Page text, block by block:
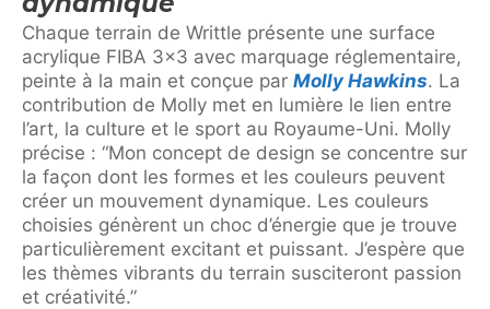
Chaque terrain de Writtle présente une surface
acrylique FIBA 3×3 avec marquage réglementaire,
peinte à la main et conçue par Molly Hawkins. La
contribution de Molly met en lumière le lien entre
l’art, la culture et le sport au Royaume-Uni. Molly
précise : “Mon concept de design se concentre sur
la façon dont les formes et les couleurs peuvent
créer un mouvement dynamique. Les couleurs
choisies génèrent un choc d’énergie que je trouve
particulièrement excitant et puissant. J’espère que
les thèmes vibrants du terrain susciteront passion
et créativité.”